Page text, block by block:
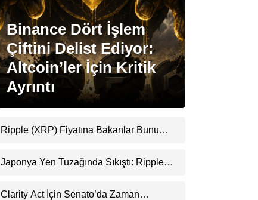
Stablecoin Haberleri
Facebook
Instagram
Youtube
Binance Dört İşlem
Çiftini Delist Ediyor:
Altcoin’ler İçin Kritik
Ayrıntı
Ripple (XRP) Fiyatına Bakanlar Bunu
Uyarı
Japonya Yen Tuzağında Sıkıştı: Ripple
Clarity Act İçin Senato’da Zaman